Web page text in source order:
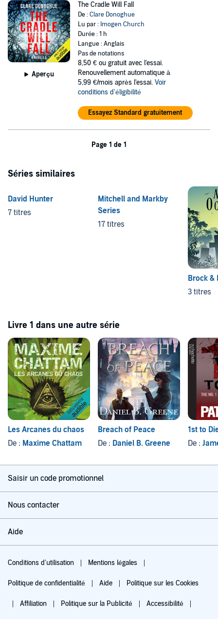
Aperçu
The Cradle Will Fall
De :Clare Donoghue
Lu par : Imogen Church
Durée : 1 h
Langue : Anglais
Pas de notations
8,50 € ou gratuit avec l'essai.
Renouvellement automatique à
5,99 €/mois après l'essai. Voir
conditions d'éligibilité
Essayez Standard gratuitement
Page 1 de 1
Séries similaires
David Hunter
7 titres
Mitchell and Markby
Series
17 titres
Brock &
3 titres
Livre 1 dans une autre série
Les Arcanes du chaos
De : Maxime Chattam
Breach of Peace
De : Daniel B. Greene
1st to
De :
Saisir un code promotionnel
Nous contacter
Aide
Conditions d'utilisation Mentions légales
Politique de confidentialité Aide Politique sur les Cookies
Affiliation Politique sur la Publicité Accessibilité